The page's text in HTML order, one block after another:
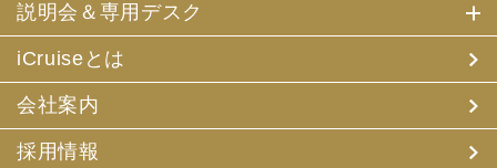
それらのサービスの受領のための手続に必要な範囲内、ま
保険の手続き上必要な範囲内で、それら運送・宿泊機関、
保険会社等に対し、お客様の氏名、性別、年齢、住所、電
話番号またはメールアドレス、パスポート番号、クレジッ
トカード番号を電磁的方法等で送付することにより提供い
(2) 当社は、旅行先でのお客様のお買い物等の便宜のた
説明会＆専用デスク
iCruiseとは
会社案内
採用情報